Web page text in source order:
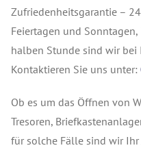
Zufriedenheitsgarantie –
Feiertagen und
halben Stunde sind wir bei
Kontaktieren Sie uns unter:
Ob es um das Öffnen von
Tresoren,
für solche Fälle sind wir Ihr